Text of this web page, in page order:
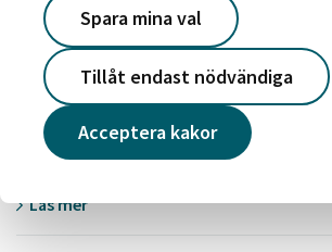
Acceptera kakor
Spara mina val
Tillåt endast nödvändiga
Stora energiinvesteringar och ny
teknik i Märsta
Läs mer
2026-06-03
Så här ser vi på hållbarhet. Läs vår
Läs mer